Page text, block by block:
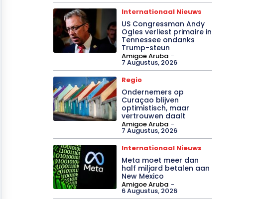
Internationaal Nieuws
US Congressman Andy
Ogles verliest primaire in
Tennessee ondanks
Trump-steun
Amigoe Aruba -
7 Augustus, 2026
Regio
Ondernemers op
Curaçao blijven
optimistisch, maar
vertrouwen daalt
Amigoe Aruba -
7 Augustus, 2026
Internationaal Nieuws
Meta moet meer dan
half miljard betalen aan
New Mexico
Amigoe Aruba -
6 Augustus, 2026